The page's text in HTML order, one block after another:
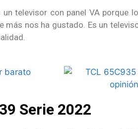
un televisor con panel VA porque
más nos ha gustado. Es un
Serie 2022